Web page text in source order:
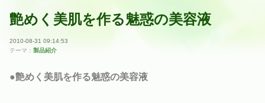
艶めく美肌を作る魅惑の美容液
2010-08-31 09:14:53
テーマ： 製品紹介
●艶めく美肌を作る魅惑の美容液